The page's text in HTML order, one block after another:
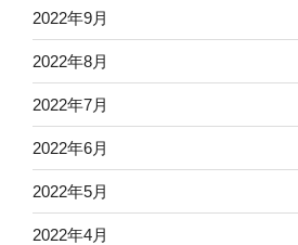
2022年9月
2022年8月
2022年7月
2022年6月
2022年5月
2022年4月